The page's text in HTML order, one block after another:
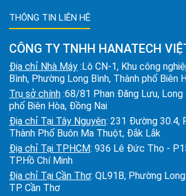
THÔNG TIN LIÊN HỆ
CÔNG TY TNHH HANATECH
Địa chỉ Nhà Máy :Lô CN-1, Khu công
Bình, Phường Long Bình, Thành phố Biên
Trụ sở chính :68/81 Phan Đăng Lưu, Long
phố Biên Hòa, Đồng Nai
Địa chỉ Tại Tây Nguyên: 231 Đường 30.4,
Thành Phố Buôn Ma Thuột, Đắk Lắk
Địa chỉ Tại TPHCM: 936 Lê Đức Thọ -
TP.Hồ Chí Minh
Địa chỉ Tại Cần Thơ: QL91B, Phường
TP. Cần Thơ